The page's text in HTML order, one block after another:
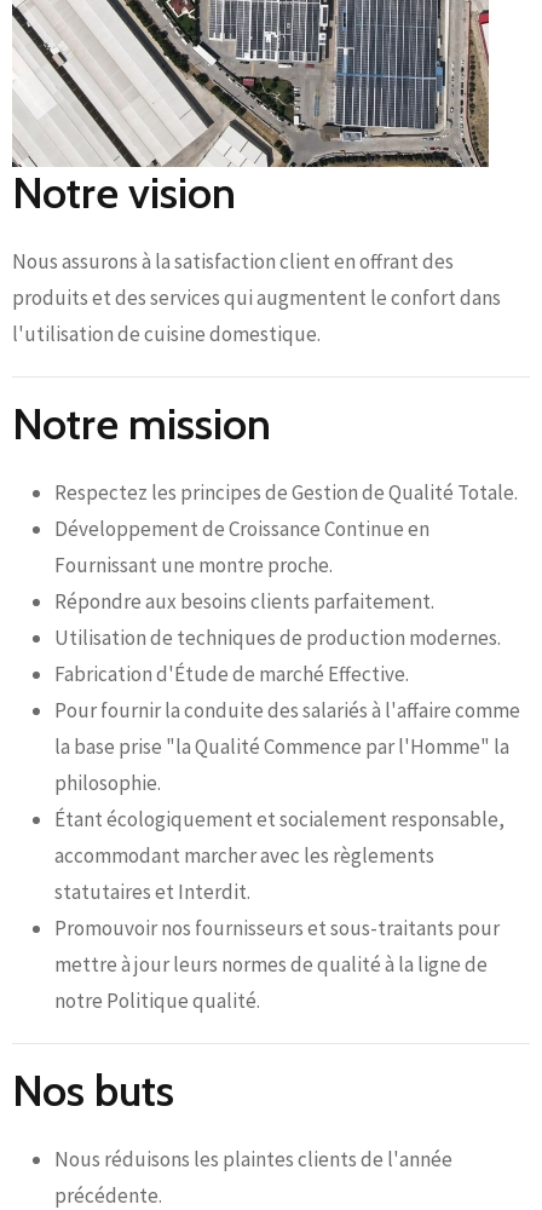
Notre vision
Nous assurons à la satisfaction client en offrant des
produits et des services qui augmentent le confort dans
l'utilisation de cuisine domestique.
Notre mission
Respectez les principes de Gestion de Qualité Totale.
Développement de Croissance Continue en
Fournissant une montre proche.
Répondre aux besoins clients parfaitement.
Utilisation de techniques de production modernes.
Fabrication d'Étude de marché Effective.
Pour fournir la conduite des salariés à l'affaire comme
la base prise "la Qualité Commence par l'Homme" la
philosophie.
Étant écologiquement et socialement responsable,
accommodant marcher avec les règlements
statutaires et Interdit.
Promouvoir nos fournisseurs et sous-traitants pour
mettre à jour leurs normes de qualité à la ligne de
notre Politique qualité.
Nos buts
Nous réduisons les plaintes clients de l'année
précédente.